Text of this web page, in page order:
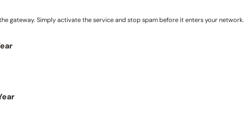
gateway. Simply activate the service and stop spam before it enters your network.